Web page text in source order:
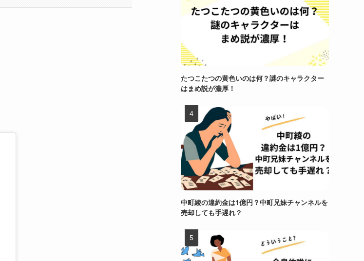
たつこたつの黄色いのは何？謎のキャラクター
はまめ説が濃厚！
中町綾の違約金は1億円？中町兄妹チャンネルを
売却しても手遅れ？